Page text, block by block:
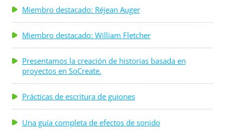
Miembro destacado: Réjean Auger
Miembro destacado: William Fletcher
Presentamos la creación de historias basada en
proyectos en SoCreate.
Prácticas de escritura de guiones
Una guía completa de efectos de sonido